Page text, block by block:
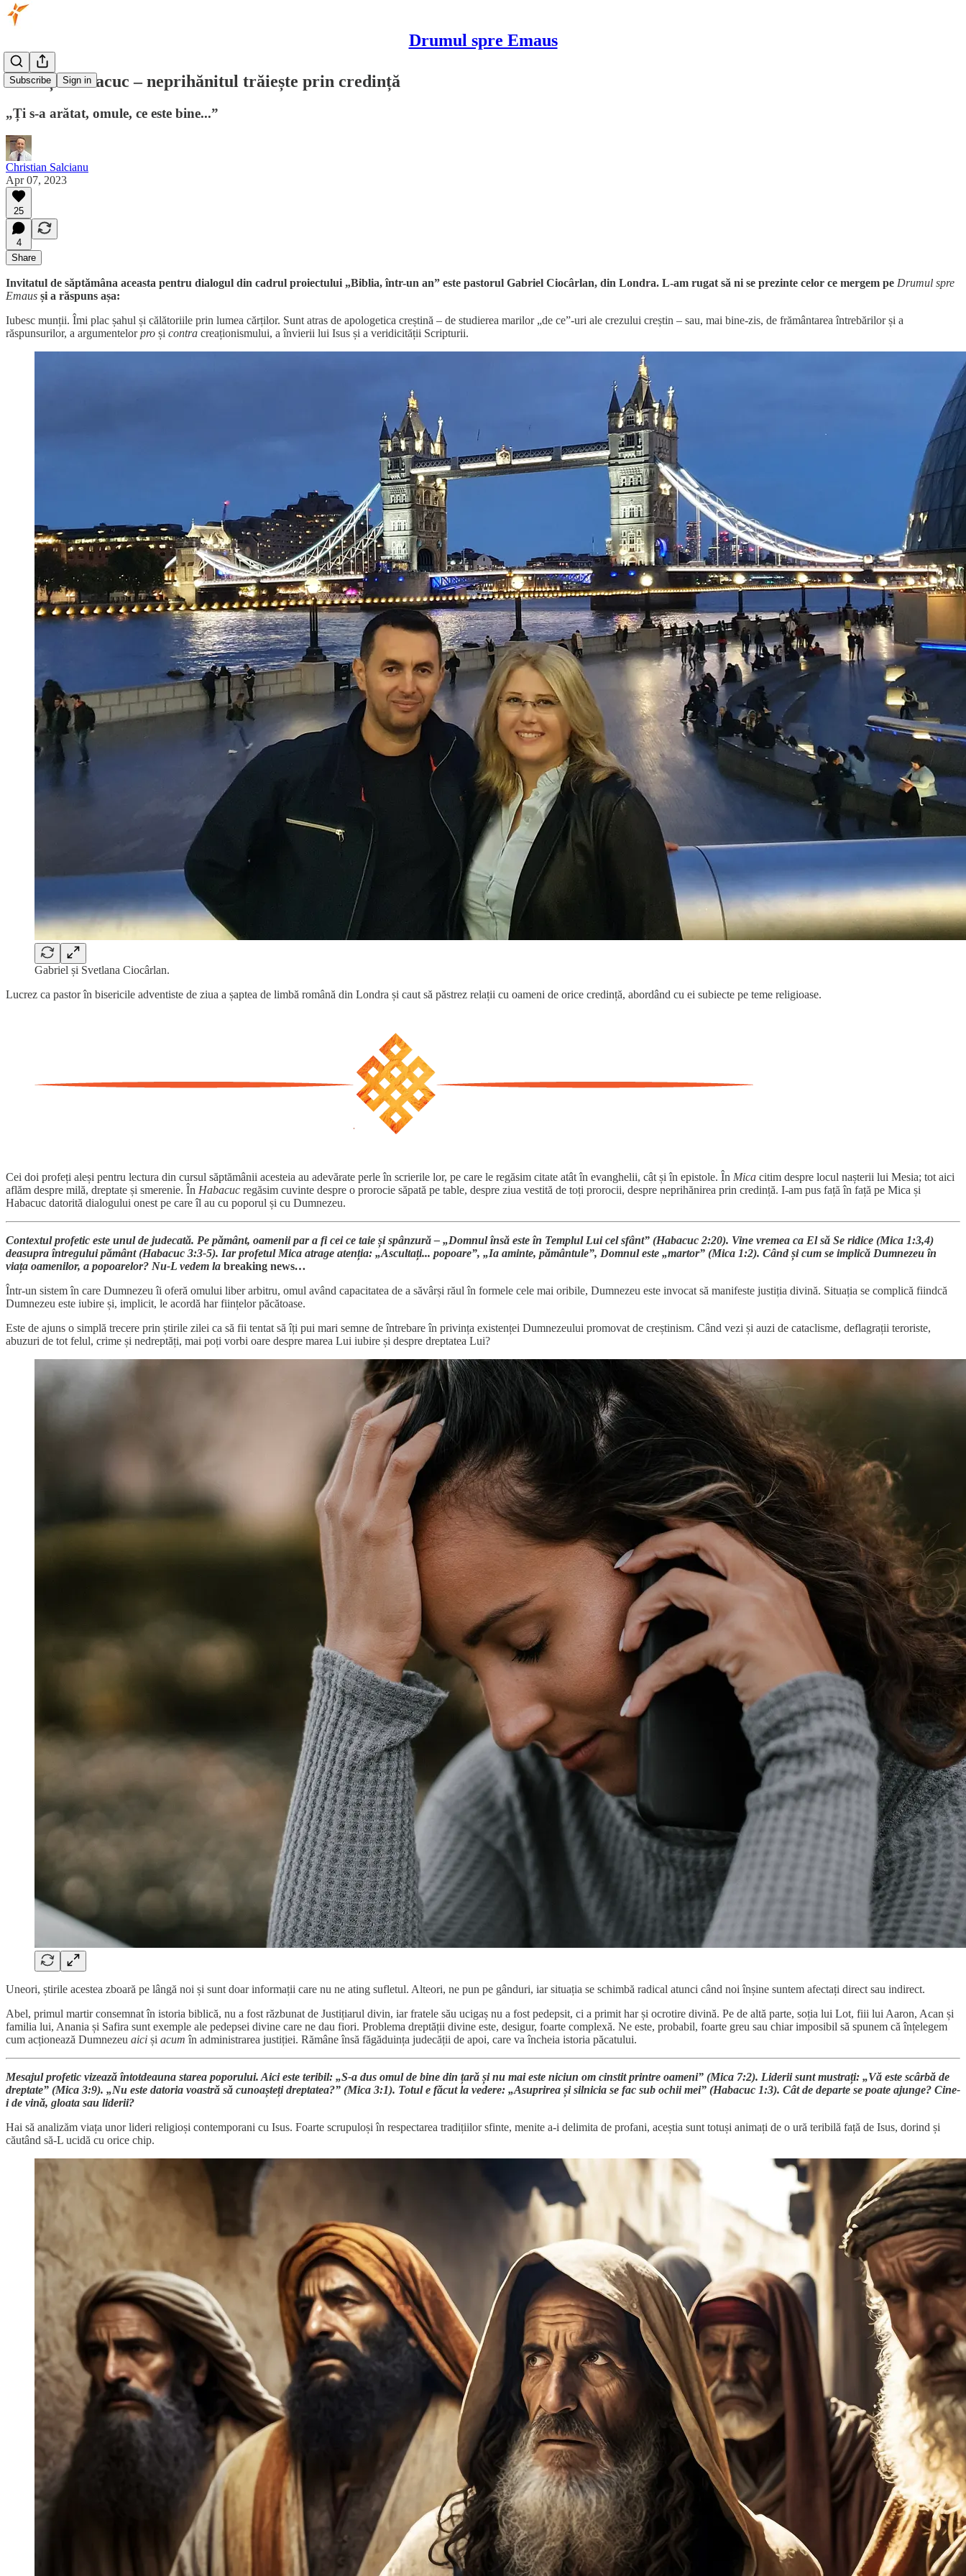
Drumul spre Emaus
Subscribe Sign in
Mica și Habacuc – neprihănitul trăiește prin credință
„Ți s-a arătat, omule, ce este bine...”
Christian Salcianu
Apr 07, 2023
25
4
Share
Invitatul de săptămâna aceasta pentru dialogul din cadrul proiectului „Biblia, într-un an” este pastorul Gabriel Ciocârlan, din Londra. L-am rugat să ni se prezinte celor ce mergem pe Drumul spre
Emaus și a răspuns așa:
Iubesc munții. Îmi plac șahul și călătoriile prin lumea cărților. Sunt atras de apologetica creștină – de studierea marilor „de ce”-uri ale crezului creștin – sau, mai bine-zis, de frământarea întrebărilor și a
răspunsurilor, a argumentelorpro și contra creaționismului, a învierii lui Isus și a veridicității Scripturii.
Gabriel și Svetlana Ciocârlan.
Lucrez ca pastor în bisericile adventiste de ziua a șaptea de limbă română din Londra și caut să păstrez relații cu oameni de orice credință, abordând cu ei subiecte pe teme religioase.
Cei doi profeți aleși pentru lectura din cursul săptămânii acesteia au adevărate perle în scrierile lor, pe care le regăsim citate atât în evanghelii, cât și în epistole. În Mica citim despre locul nașterii lui Mesia; tot aici
aflăm despre milă, dreptate și smerenie. În Habacuc regăsim cuvinte despre o prorocie săpată pe table, despre ziua vestită de toți prorocii, despre neprihănirea prin credință. I-am pus față în față pe Mica și
Habacuc datorită dialogului onest pe care îl au cu poporul și cu Dumnezeu.
Contextul profetic este unul de judecată. Pe pământ, oamenii par a fi cei ce taie și spânzură – „Domnul însă este în Templul Lui cel sfânt” (Habacuc 2:20). Vine vremea ca El să Se ridice (Mica 1:3,4)
deasupra întregului pământ (Habacuc 3:3-5). Iar profetul Mica atrage atenția: „Ascultați... popoare”, „Ia aminte, pământule”, Domnul este „martor” (Mica 1:2). Când și cum se implică Dumnezeu în
viața oamenilor, a popoarelor? Nu-L vedem la breaking news…
Într-un sistem în care Dumnezeu îi oferă omului liber arbitru, omul având capacitatea de a săvârși răul în formele cele mai oribile, Dumnezeu este invocat să manifeste justiția divină. Situația se complică fiindcă
Dumnezeu este iubire și, implicit, le acordă har ființelor păcătoase.
Este de ajuns o simplă trecere prin știrile zilei ca să fii tentat să îți pui mari semne de întrebare în privința existenței Dumnezeului promovat de creștinism. Când vezi și auzi de cataclisme, deflagrații teroriste,
abuzuri de tot felul, crime și nedreptăți, mai poți vorbi oare despre marea Lui iubire și despre dreptatea Lui?
Uneori, știrile acestea zboară pe lângă noi și sunt doar informații care nu ne ating sufletul. Alteori, ne pun pe gânduri, iar situația se schimbă radical atunci când noi înșine suntem afectați direct sau indirect.
Abel, primul martir consemnat în istoria biblică, nu a fost răzbunat de Justițiarul divin, iar fratele său ucigaș nu a fost pedepsit, ci a primit har și ocrotire divină. Pe de altă parte, soția lui Lot, fiii lui Aaron, Acan și
familia lui, Anania și Safira sunt exemple ale pedepsei divine care ne dau fiori. Problema dreptății divine este, desigur, foarte complexă. Ne este, probabil, foarte greu sau chiar imposibil să spunem că înțelegem
cum acționează Dumnezeu aici și acum în administrarea justiției. Rămâne însă făgăduința judecății de apoi, care va încheia istoria păcatului.
Mesajul profetic vizează întotdeauna starea poporului. Aici este teribil: „S-a dus omul de bine din țară și nu mai este niciun om cinstit printre oameni” (Mica 7:2). Liderii sunt mustrați: „Vă este scârbă de
dreptate” (Mica 3:9). „Nu este datoria voastră să cunoașteți dreptatea?” (Mica 3:1). Totul e făcut la vedere: „Asuprirea și silnicia se fac sub ochii mei” (Habacuc 1:3). Cât de departe se poate ajunge? Cine-
i de vină, gloata sau liderii?
Hai să analizăm viața unor lideri religioși contemporani cu Isus. Foarte scrupuloși în respectarea tradițiilor sfinte, menite a-i delimita de profani, aceștia sunt totuși animați de o ură teribilă față de Isus, dorind și
căutând să-L ucidă cu orice chip.